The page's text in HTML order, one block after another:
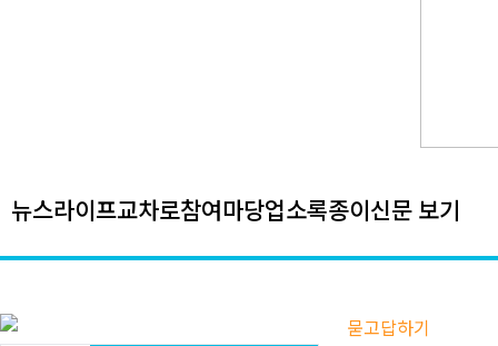
뉴스라이프교차로참여마당업소록종이신문 보기
묻고답하기